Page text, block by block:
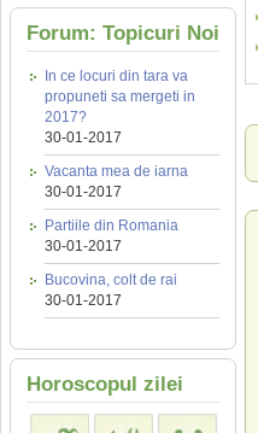
Forum: Topicuri Noi
In ce locuri din tara va
propuneti sa mergeti in
2017?
30-01-2017
Vacanta mea de iarna
30-01-2017
Partiile din Romania
30-01-2017
Bucovina, colt de rai
30-01-2017
Horoscopul zilei